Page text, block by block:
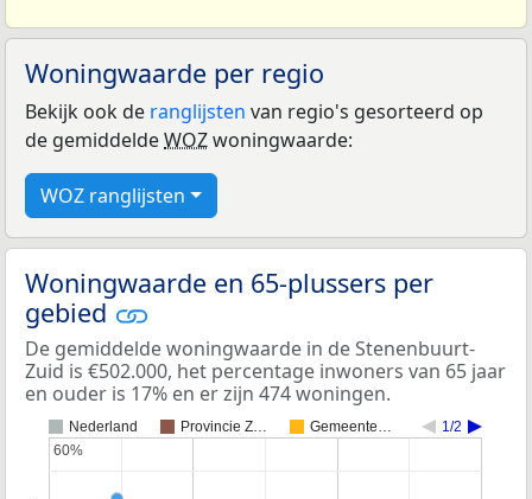
Woningwaarde per regio
Bekijk ook de ranglijsten van regio's gesorteerd op
de gemiddeldeWOZwoningwaarde:
WOZ ranglijsten
Woningwaarde en 65-plussers per
gebied
De gemiddelde woningwaarde in de Stenenbuurt-
Zuid is €502.000, het percentage inwoners van 65 jaar
en ouder is 17% en er zijn 474 woningen.
Nederland Provincie Z… Gemeente… 1/2
60%
60%